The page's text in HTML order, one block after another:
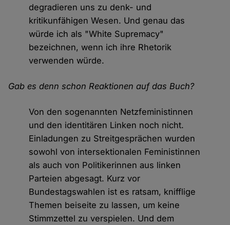
degradieren uns zu denk- und
kritikunfähigen Wesen. Und genau das
würde ich als "White Supremacy"
bezeichnen, wenn ich ihre Rhetorik
verwenden würde.
Gab es denn schon Reaktionen auf das Buch?
Von den sogenannten Netzfeministinnen
und den identitären Linken noch nicht.
Einladungen zu Streitgesprächen wurden
sowohl von intersektionalen Feministinnen
als auch von Politikerinnen aus linken
Parteien abgesagt. Kurz vor
Bundestagswahlen ist es ratsam, knifflige
Themen beiseite zu lassen, um keine
Stimmzettel zu verspielen. Und dem